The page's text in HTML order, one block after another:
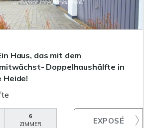
Haus, das mit dem
Doppelhaushälfte in
Heide!
6
ZIMMER